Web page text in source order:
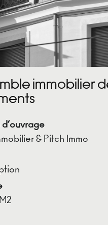
IMMOBILIER
d’ouvrage
& Pitch Immo